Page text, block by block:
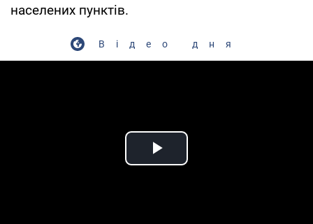
населених пунктів.
Відео дня
Play Video